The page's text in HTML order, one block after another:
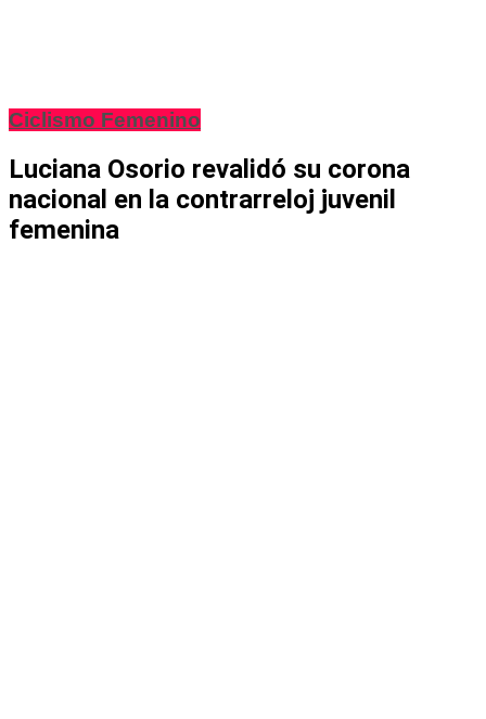
Ciclismo Femenino
Luciana Osorio revalidó su corona
nacional en la contrarreloj juvenil
femenina